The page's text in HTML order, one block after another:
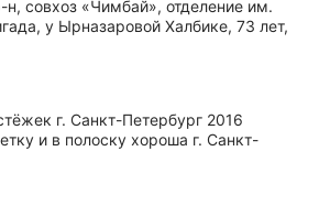
совхоз «Чимбай», отделение им.
у Ырназаровой Халбике, 73 лет,
г. Санкт-Петербург 2016
и в полоску хороша г. Санкт-